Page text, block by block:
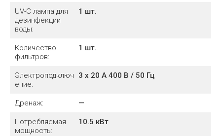
UV-C лампа для
дезинфекции
воды:
1 шт.
Количество
фильтров:
1 шт.
Электроподключ
ение:
3 х 20 А 400 В / 50 Гц
Дренаж: —
Потребляемая
мощность:
10.5 кВт